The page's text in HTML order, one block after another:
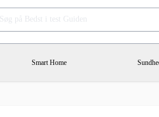
Søg på Bedst
Smart Home